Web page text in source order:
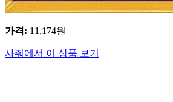
가격: 11,174원
사줘에서 이 상품 보기